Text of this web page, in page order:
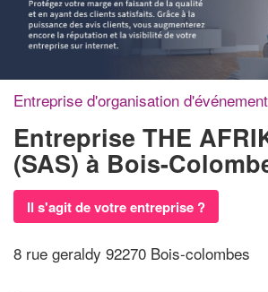
Entreprise d'organisation
Entreprise THE
(SAS)à Bois-
Il s'agit de votre entreprise ?
8 rue geraldy 92270 Bois-colombes